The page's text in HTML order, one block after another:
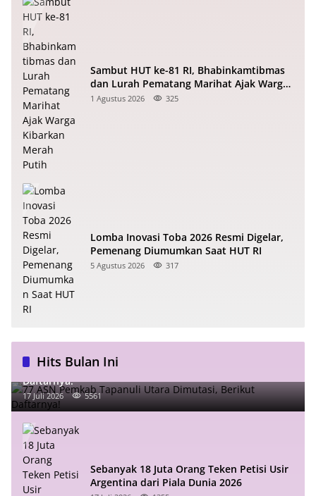
Sambut HUT ke-81 RI, Bhabinkamtibmas
dan Lurah Pematang Marihat Ajak Warga
Kibarkan Merah Putih
1 Agustus 2026 325
Lomba Inovasi Toba 2026 Resmi Digelar,
Pemenang Diumumkan Saat HUT RI
5 Agustus 2026 317
Hits Bulan Ini
77 ASN Pemkab Tapanuli Utara Dimutasi, Berikut
Daftarnya!
17 Juli 2026 5561
Sebanyak 18 Juta Orang Teken Petisi Usir
Argentina dari Piala Dunia 2026